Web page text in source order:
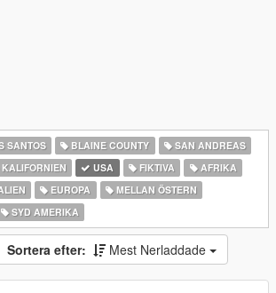
SANTOS BLAINE COUNTY
SAN ANDREAS
USA FIKTIVA
AFRIKA
EUROPA
MELLAN ÖSTERN
SYD AMERIKA
Sortera efter: Mest Nerladdade